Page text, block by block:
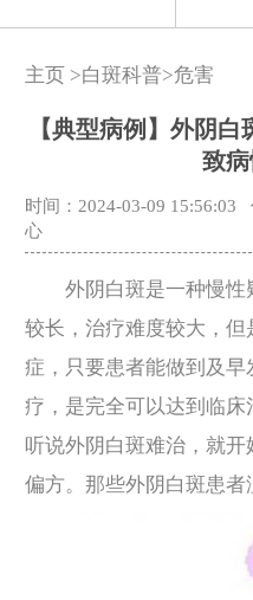
主页 >白斑科普>危害
【典型病例】外阴
致
时间：2024-03-09 15:56:03
心
外阴白斑是一种慢性
较长，治疗难度较大，
症，只要患者能做到及
疗，是完全可以达到临
听说外阴白斑难治，就
偏方。那些外阴白斑患